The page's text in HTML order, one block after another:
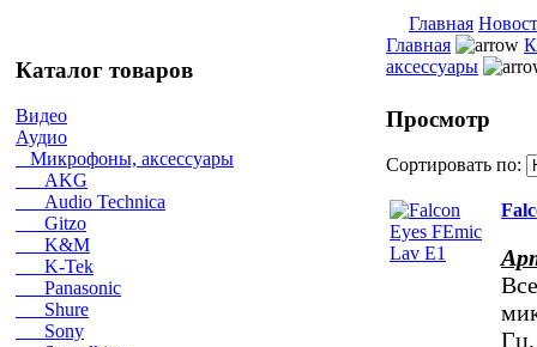
Главная
Каталог товаров
Видео
Аудио
Микрофоны, аксессуары
AKG
Audio Technica
Gitzo
K&M
K-Tek
Panasonic
Shure
Sony
Главная
аксессуары
Просмотр
Сортировать по:
Гц,